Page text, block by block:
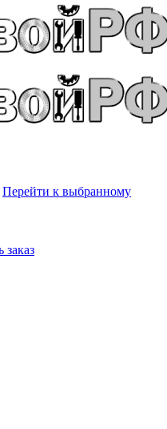
Перейти к выбранному